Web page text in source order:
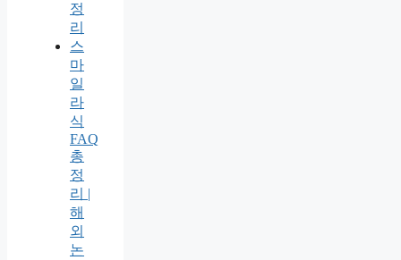
정
리
스
마
일
라
식
FAQ
총
정
리 |
해
외
논